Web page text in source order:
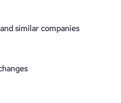
similar companies